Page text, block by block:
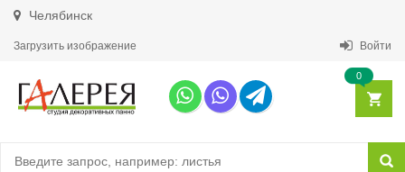
Челябинск
Загрузить изображение Войти
0